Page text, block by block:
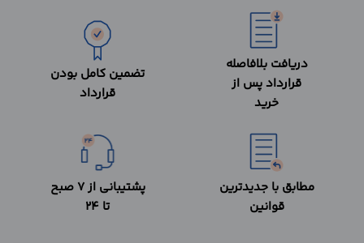
دریافت بلافاصله
قرارداد پس از
خرید
تضمین کامل بودن
قرارداد
مطابق با جدیدترین
قوانین
پشتیبانی از 7 صبح
تا 24